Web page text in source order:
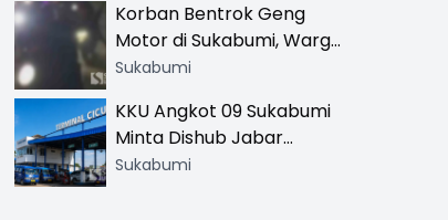
Korban Bentrok Geng
Motor di Sukabumi, Warga
dan Sopir Tangki
Sukabumi
KKU Angkot 09 Sukabumi
Minta Dishub Jabar
Tertibkan Trayek Ciawi-
Sukabumi